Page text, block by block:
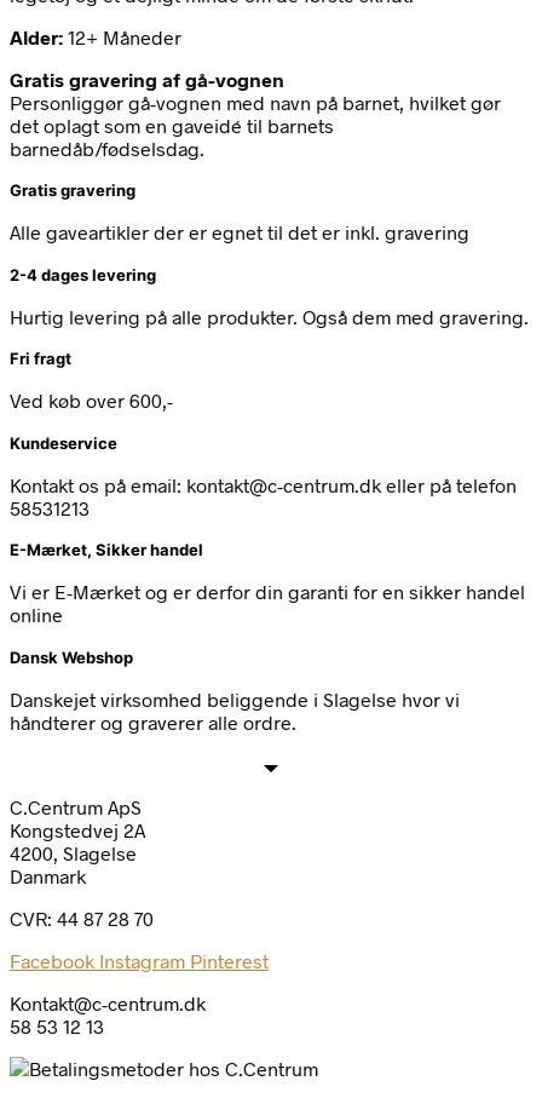
Alder: 12+ Måneder
Gratis gravering af gå-vognen
Personliggør gå-vognen med navn på barnet, hvilket gør
det oplagt som en gaveidé til barnets
barnedåb/fødselsdag.
Gratis gravering
Alle gaveartikler der er egnet til det er inkl. gravering
2-4 dages levering
Hurtig levering på alle produkter. Også dem med gravering.
Fri fragt
Ved køb over 600,-
Kundeservice
Kontakt os på email: kontakt@c-centrum.dk eller på telefon
58531213
E-Mærket, Sikker handel
Vi er E-Mærket og er derfor din garanti for en sikker handel
online
Dansk Webshop
Danskejet virksomhed beliggende i Slagelse hvor vi
håndterer og graverer alle ordre.
C.Centrum ApS
Kongstedvej 2A
4200, Slagelse
Danmark
CVR: 44 87 28 70
Facebook Instagram Pinterest
Kontakt@c-centrum.dk
58 53 12 13